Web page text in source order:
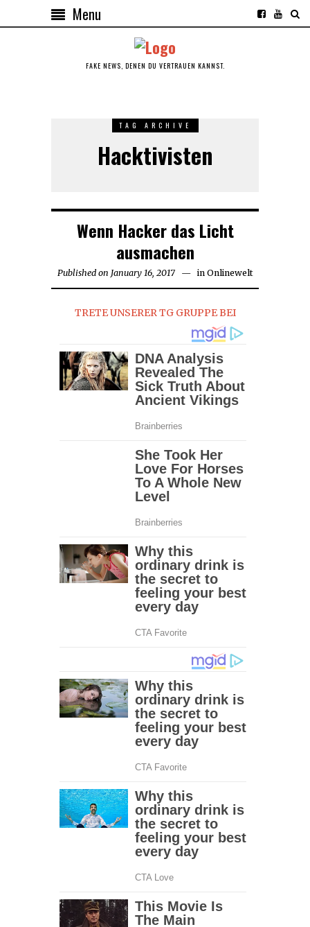
Menu
FAKE NEWS, DENEN DU VERTRAUEN KANNST.
TAG ARCHIVE
Hacktivisten
Wenn Hacker das Licht
ausmachen
Published on January 16, 2017January
in Onlinewelt
TRETE UNSERER TG GRUPPE BEI